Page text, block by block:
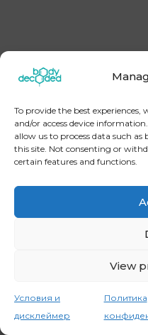
To provide the best experiences,
and/or access device
allow us to process data such
this site. Not consenting or
certain features and functions.
View
Условия и
дисклеймер
Политика
[instagram-feed]
Публичная оферта